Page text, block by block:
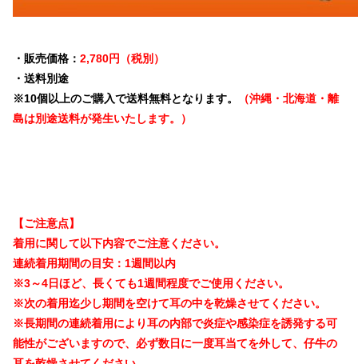
・販売価格： 2,780円（税別）
・送料別途
※10個以上のご購入で送料無料となります。
（沖縄・北海道・離
島は別途送料が発生いたします。）
【ご注意点】
着用に関して以下内容でご注意ください。
連続着用期間の目安：1週間以内
※3～4日ほど、長くても1週間程度でご使用ください。
※次の着用迄少し期間を空けて耳の中を乾燥させてください。
※長期間の連続着用により耳の内部で炎症や感染症を誘発する可
能性がございますので、必ず数日に一度耳当てを外して、仔牛の